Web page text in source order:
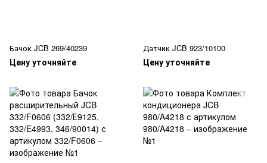
Бачок JCB 269/40239
Цену уточняйте
Датчик JCB 923/10100
Цену уточняйте